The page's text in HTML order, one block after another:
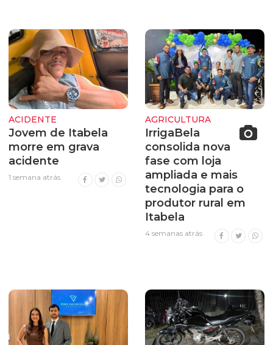
ACIDENTE
Jovem de Itabela
morre em grava
acidente
1 semana atrás
AGRICULTURA
IrrigaBela
consolida nova
fase com loja
ampliada e mais
tecnologia para o
produtor rural em
Itabela
4 semanas atrás